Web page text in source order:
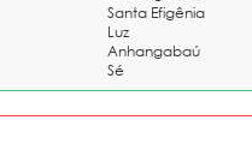
Santa Efigênia
Luz
Anhangabaú
Sé